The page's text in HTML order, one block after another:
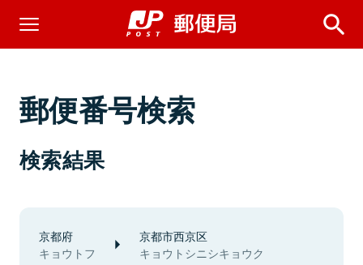
郵便番号検索
検索結果
京都府
キョウトフ
京都市西京区
キョウトシニシキョウク